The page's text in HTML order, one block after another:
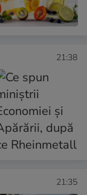
21:38
21:35